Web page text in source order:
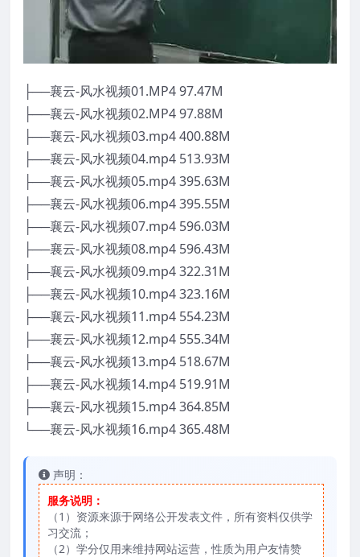
├──襄云-风水视频01.MP4 97.47M
├──襄云-风水视频02.MP4 97.88M
├──襄云-风水视频03.mp4 400.88M
├──襄云-风水视频04.mp4 513.93M
├──襄云-风水视频05.mp4 395.63M
├──襄云-风水视频06.mp4 395.55M
├──襄云-风水视频07.mp4 596.03M
├──襄云-风水视频08.mp4 596.43M
├──襄云-风水视频09.mp4 322.31M
├──襄云-风水视频10.mp4 323.16M
├──襄云-风水视频11.mp4 554.23M
├──襄云-风水视频12.mp4 555.34M
├──襄云-风水视频13.mp4 518.67M
├──襄云-风水视频14.mp4 519.91M
├──襄云-风水视频15.mp4 364.85M
└──襄云-风水视频16.mp4 365.48M
声明：
服务说明：
（1）资源来源于网络公开发表文件，所有资料仅供学
习交流；
（2）学分仅用来维持网站运营，性质为用户友情赞